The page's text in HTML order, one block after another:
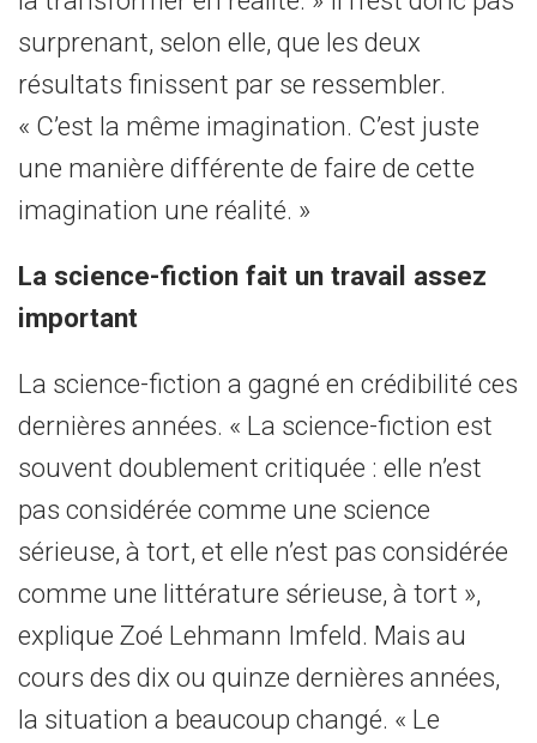
surprenant, selon elle, que les deux
résultats finissent par se ressembler.
« C’est la même imagination. C’est juste
une manière différente de faire de cette
imagination une réalité. »
La science-fiction fait un travail assez
important
La science-fiction a gagné en crédibilité ces
dernières années. « La science-fiction est
souvent doublement critiquée : elle n’est
pas considérée comme une science
sérieuse, à tort, et elle n’est pas considérée
comme une littérature sérieuse, à tort »,
explique Zoé Lehmann Imfeld. Mais au
cours des dix ou quinze dernières années,
la situation a beaucoup changé. « Le